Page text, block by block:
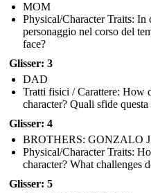
MOM
Physical/Character Traits: In
personaggio nel corso del
face?
Glisser: 3
DAD
Tratti fisici / Carattere: How
character? Quali sfide
Glisser: 4
BROTHERS: GONZALO
Physical/Character Traits:
character? What challenges
Glisser: 5